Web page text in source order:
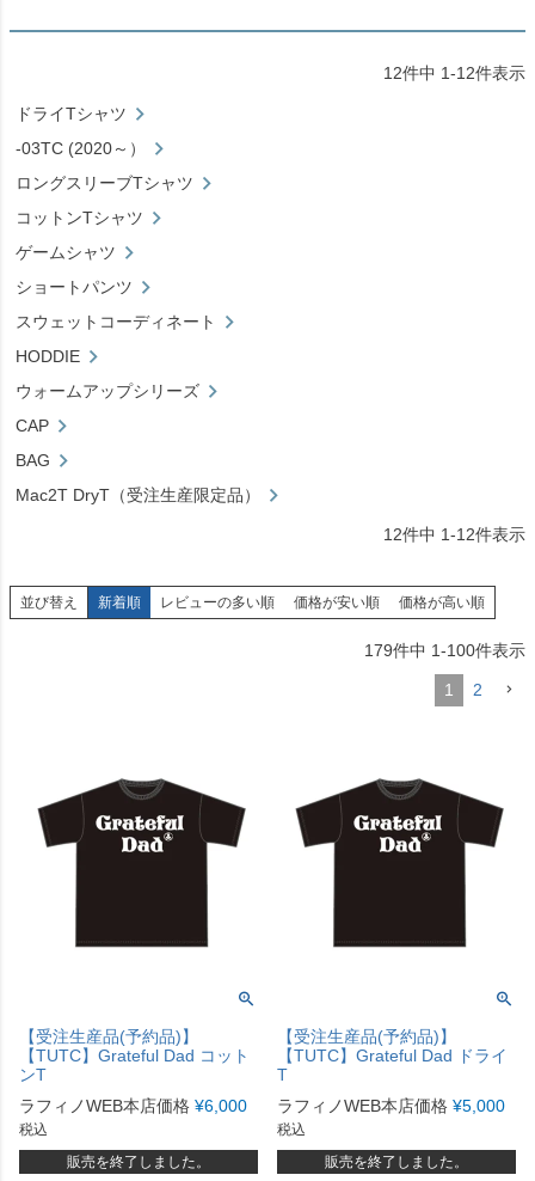
12件中 1-12件表示
ドライTシャツ
-03TC (2020～）
ロングスリーブTシャツ
コットンTシャツ
ゲームシャツ
ショートパンツ
スウェットコーディネート
HODDIE
ウォームアップシリーズ
CAP
BAG
Mac2T DryT（受注生産限定品）
12件中 1-12件表示
並び替え 新着順 レビューの多い順 価格が安い順 価格が高い順
179件中 1-100件表示
1 2
【受注生産品(予約品)】
【TUTC】Grateful Dad コット
ンT
ラフィノWEB本店価格 ¥6,000
税込
販売を終了しました。
【受注生産品(予約品)】
【TUTC】Grateful Dad ドライ
T
ラフィノWEB本店価格 ¥5,000
税込
販売を終了しました。